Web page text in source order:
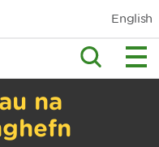
English
na